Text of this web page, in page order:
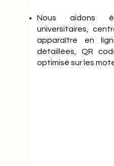
Nous aidons
universitaires,
apparaître en
détaillées, QR
optimisé sur les